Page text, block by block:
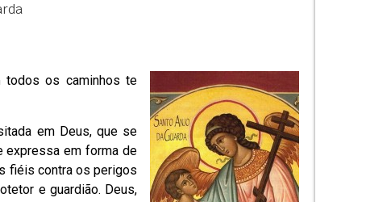
todos os caminhos te
em Deus, que se
expressa em forma de
fiéis contra os perigos
e guardião. Deus,